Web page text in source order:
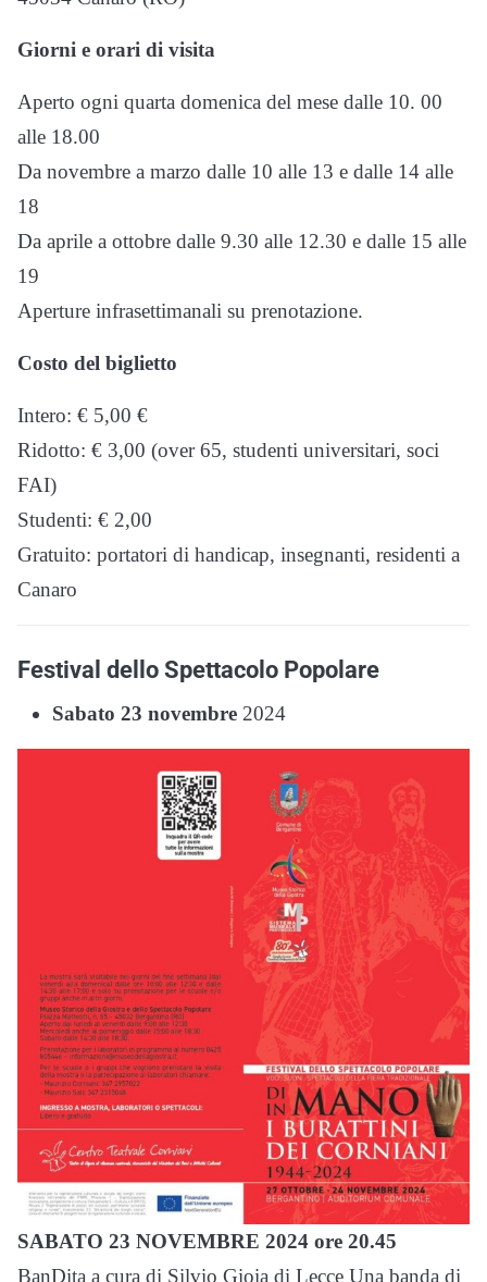
Giorni e orari di visita
Aperto ogni quarta domenica del mese dalle 10. 00
alle 18.00
Da novembre a marzo dalle 10 alle 13 e dalle 14 alle
18
Da aprile a ottobre dalle 9.30 alle 12.30 e dalle 15 alle
19
Aperture infrasettimanali su prenotazione.
Costo del biglietto
Intero: € 5,00 €
Ridotto: € 3,00 (over 65, studenti universitari, soci
FAI)
Studenti: € 2,00
Gratuito: portatori di handicap, insegnanti, residenti a
Canaro
Festival dello Spettacolo Popolare
Sabato 23 novembre 2024
SABATO 23 NOVEMBRE 2024 ore 20.45
BanDita a cura di Silvio Gioia di Lecce Una banda di